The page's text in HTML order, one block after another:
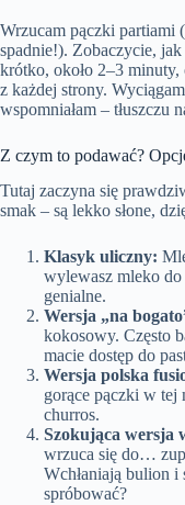
Wrzucam pączki partiami
spadnie!). Zobaczycie,
krótko, około 2–3 minuty,
z każdej strony.
wspomniałam – tłuszczu
Z czym to podawać?
Tutaj zaczyna się
smak – są lekko słone,
Klasyk uliczny:
wylewasz mleko do
genialne.
Wersja „na
kokosowy. Często
macie dostęp do
Wersja polska
gorące pączki w tej
churros.
Szokująca wersja
wrzuca się do…
Wchłaniają bulion
spróbować?